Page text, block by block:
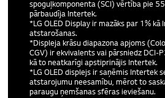
spoguļkomponenta (SCI) vērtība pie
pārbaudīja Intertek.
*LG OLED Display ir mazāks par 1%
atstarošanas.
*Displeja krāsu diapazona apjoms
CGV) ir ekvivalents vai pārsniedz DCI-
kā to neatkarīgi apstiprinājis Intertek.
*LG OLED displejs ir saņēmis Intertek
atstarojumu neesamību, mērot to
paraugu ņemšanas sfēras ieviešanu.